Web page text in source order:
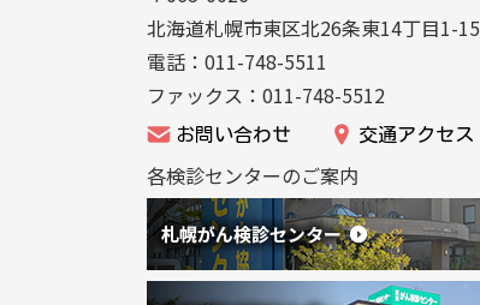
北海道札幌市東区北26条東14丁目1-15
電話：011-748-5511
ファックス：011-748-5512
お問い合わせ 交通アクセス
各検診センターのご案内